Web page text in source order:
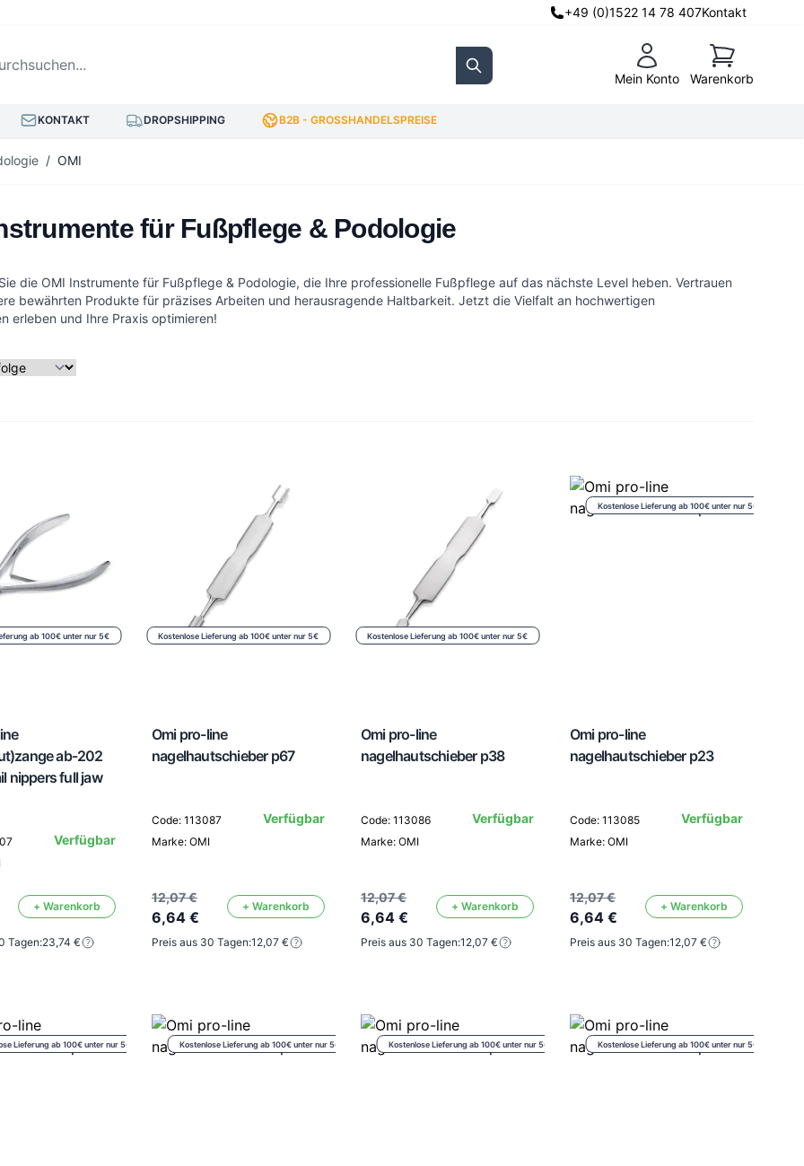
+49 (0)1522 14 78 407Kontakt
Search Mein Konto
Warenkorb
Warenkorb
KONTAKT DROPSHIPPING B2B - GROSSHANDELSPREISE
/ OMI
für Fußpflege & Podologie
die OMI Instrumente für Fußpflege & Podologie, die Ihre professionelle Fußpflege auf das nächste Level heben. Vertrauen
bewährten Produkte für präzises Arbeiten und herausragende Haltbarkeit. Jetzt die Vielfalt an hochwertigen
erleben und Ihre Praxis optimieren!
ab 100€ unter nur 5€
ab-202
nippers full jaw
Verfügbar
+ Warenkorb
Tagen:23,74 €
Kostenlose Lieferung ab 100€ unter nur 5€
Omi pro-line
nagelhautschieber p67
Code: 113087
Marke: OMI
Verfügbar
12,07 €
6,64 €
+ Warenkorb
Preis aus 30 Tagen:12,07 €
Kostenlose Lieferung ab 100€ unter nur 5€
Omi pro-line
nagelhautschieber p38
Code: 113086
Marke: OMI
Verfügbar
12,07 €
6,64 €
+ Warenkorb
Preis aus 30 Tagen:12,07 €
Kostenlose Lieferung ab 100€ unter nur 5€
Omi pro-line
nagelhautschieber p23
Code: 113085
Marke: OMI
Verfügbar
12,07 €
6,64 €
+ Warenkorb
Preis aus 30 Tagen:12,07 €
Lieferung ab 100€ unter nur 5€ Kostenlose Lieferung ab 100€ unter nur 5€ Kostenlose Lieferung ab 100€ unter nur 5€ Kostenlose Lieferung ab 100€ unter nur 5€